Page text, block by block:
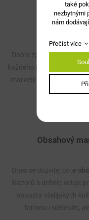
Dobře zpracovaný text
každého podnikání. Něco
marketing aneb obsah je
bez kterých se
Obsahový
Dnes se dozvíte, co je
Názorů a definic koluje
spousta všelijakých
formou i sdělením,
také
nezbytnými
nám
Přečíst více